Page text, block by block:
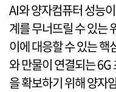
AI와 양자컴퓨터 성능
계를 무너뜨릴 수 있는
이에 대응할 수 있는 핵
와 만물이 연결되는
을 확보하기 위해 양자